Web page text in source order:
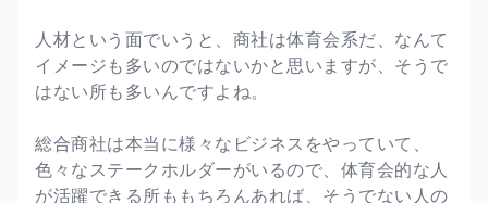
人材という面でいうと、商社は体育会系だ、なんて
イメージも多いのではないかと思いますが、そうで
はない所も多いんですよね。
総合商社は本当に様々なビジネスをやっていて、
色々なステークホルダーがいるので、体育会的な人
が活躍できる所ももちろんあれば、そうでない人の